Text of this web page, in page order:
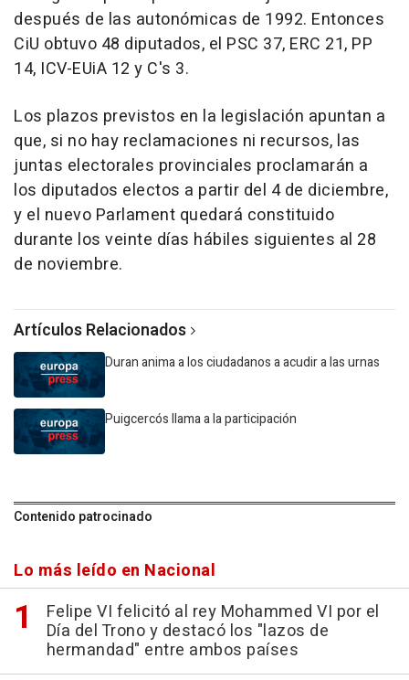
después de las autonómicas de 1992. Entonces
CiU obtuvo 48 diputados, el PSC 37, ERC 21, PP
14, ICV-EUiA 12 y C's 3.
Los plazos previstos en la legislación apuntan a
que, si no hay reclamaciones ni recursos, las
juntas electorales provinciales proclamarán a
los diputados electos a partir del 4 de diciembre,
y el nuevo Parlament quedará constituido
durante los veinte días hábiles siguientes al 28
de noviembre.
Artículos Relacionados
Duran anima a los ciudadanos a acudir a las urnas
Puigcercós llama a la participación
Contenido patrocinado
Lo más leído en Nacional
Felipe VI felicitó al rey Mohammed VI por el
Día del Trono y destacó los "lazos de
hermandad" entre ambos países